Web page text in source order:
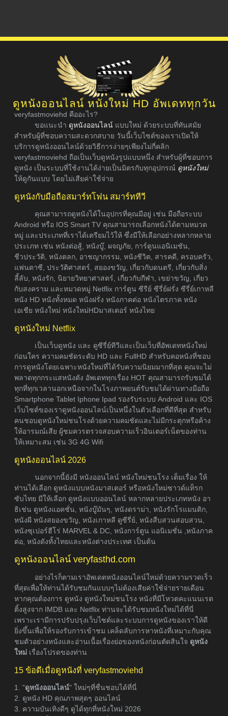
ดูหนังออนไลน์ หนังใหม่ HD อัพเดททุกวัน
veryfastmoviehd คืออะไร?
ขอแนะนำ ดูหนังออนไลน์ แบบใหม่ ด้วยระบบที่ทันสมัย
สำหรับผู้ที่ชอบความสะดวกสบาย วันนี้เว็บไซต์ของเราเปิดให้
บริการดูหนังออนไลน์ด้วยวิธีการง่ายๆเพียงไม่กี่คลิก
veryfastmoviehd ถือเป็นเว็บดูหนังรูปแบบหนึ่ง สำหรับผู้ที่ชอบการ
ดูหนัง เป็นระบบที่ใช้งานได้ง่ายเป็นมิตรกับทุกอุปกรณ์ ดูหนังใหม่
ให้ดูกันแบบ โดยไม่เสียค่าใช้จ่าย
ดูหนังกับมือถือสมาร์ทโฟน สมาร์ททีวี
คุณสามารถดูหนังได้ในอุปกรที่คุณมีอยู่ เช่น มือถือระบบ
Android หรือ IOS Smart TV คุณสามารถเลือกหนังได้ตามหมวด
หมู่ และประเภทที่เราได้เตรียมไว้ให้ ซึ่งมีให้เลือกอย่างหลากหลาย
ประเภท เช่น หนังต่อสู้, หนังบู๊, ผจญภัย, การ์ตูนแอนิเมชัน,
ชีวประวัติ, หนังตลก, อาชญากรรม, หนังชีวิต, สารคดี, ครอบครัว,
แฟนตาซี, ประวัติศาสตร์, สยองขวัญ, เกี่ยวกับดนตรี, เกี่ยวกับสิ่ง
ลี้ลับ, หนังรัก, นิยายวิทยาศาสตร์, เกี่ยวกับกีฬา, เขย่าขวัญ, เกี่ยว
กับสงคราม และหมวดหมู่ Netflix การ์ตูน ซีรีย์ ซีรี่ย์ฝรั่ง ซีรี่ย์เกาหลี
หนัง HD หนังทั้งหมด หนังฝรั่ง หนังภาคต่อ หนังไตรภาค หนัง
เอเชีย หนังใหม่ หนังใหม่HDมาสเตอร์ หนังไทย
ดูหนังใหม่ Netflix
เป็นเว็บดูหนัง และ ดูซีรี่ย์ทีวีและเป็นเว็บที่อัพเดทหนังใหม่
ก่อนใคร ความคมชัดระดับ HD และ FullHD สำหรับคอหนังที่ชอบ
การดูหนังโดยเฉพาะหนังใหม่ที่ได้รับความนิยมมากที่สุด คุณจะไม่
พลาดทุกกระแสหนังดัง อัพเดททุกเรื่อง HOT คุณสามารถรับชมได้
ทุกที่ทุกเวลานอกเหนือจากในโรงภาพยนต์รับชมได้ผ่านทางมือถือ
Smartphone Tablet Iphone Ipad รองรับระบบ Android และ IOS
เว็บไซต์ของเราดูหนังออนไลน์เป็นหนึ่งในตัวเลือกที่ดีที่สุด สำหรับ
คนชอบดูหนังใหม่ชนโรงด้วยความคมชัดและไม่มีกระตุกหรือค้าง
ให้อารมณ์เสีย ผู้ชมควรตรวจสอบความเร็วอินเตอร์เน็ตของท่าน
ให้เหมาะสม เช่น 3G 4G Wifi
ดูหนังออนไลน์ 2026
นอกจากนี้ยังมี หนังออนไลน์ หนังใหม่ชนโรง เต็มเรื่อง ให้
ท่านได้เลือก ดูหนังแบบหนังมาสเตอร์ หรือหนังใหม่ซาวด์แท็รก
ซับไทย มีให้เลือก ดูหนังแบบออนไลน์ หลากหลายประเภทหนัง อา
ธิเช่น ดูหนังแอคชั่น, หนังบู๊มันๆ, หนังดราม่า, หนังรักโรแมนติก,
หนังผี หนังสยองขวัญ, หนังเกาหลี ดูซีรี่ย์, หนังสืบสวนสอบสวน,
หนังซุเปอร์ฮีโร่ MARVEL & DC, หนังการ์ตูน แอนิเมชั่น ,หนังภาค
ต่อ, หนังดังทั้งไทยและหนังต่างประเทศ เป็นต้น
ดูหนังออนไลน์ veryfasthd.com
อย่างไรก็ตามเราอัพเดตหนังออนไลน์ใหม่ด้วยความรวดเร็ว
ที่สุดเพื่อให้ท่านได้รับชมกันแบบๆไม่ต้องเสียค่าใช้จ่ายรายเดือน
หากคุณต้องการ ดูหนัง ดูหนังใหม่ชนโรง หนังที่มีโหวตคะแนนเรต
ติ้งสูงจาก IMDB และ Netflix ท่านจะได้รับชมหนังใหม่ได้ที่นี่
เพราะเรามีการปรับปรุงเว็บไซต์และระบบการดูหนังของเราให้ดี
ยิ่งขึ้นเพื่อให้รองรับการเข้าชม เคล็ดลับการหาหนังที่เหมาะกับคุณ
ชมตัวอย่างหนังและอ่านเนื้อเรื่องย่อของหนังก่อนตัดสินใจ ดูหนัง
ใหม่ เรื่องโปรดของท่าน
15 ข้อดีเมื่อดูหนังที่ veryfastmoviehd
1. "ดูหนังออนไลน์" ใหม่ๆที่ชื่นชอบได้ที่นี่
2. ดูหนัง HD คุณภาพสุดๆ ออนไลน์
3. ความบันเทิงดีๆ ดูได้ทุกที่หนังใหม่ 2026